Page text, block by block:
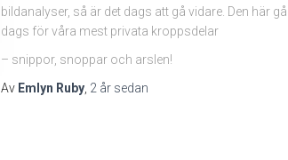
bildanalyser, så är det dags att gå vidare. Den här
dags för våra mest privata kroppsdelar
– snippor, snoppar och arslen!
Av Emlyn Ruby 2 år sedan